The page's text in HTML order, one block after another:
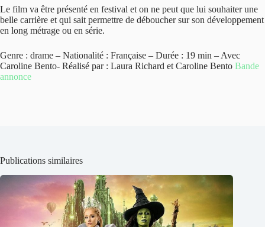
Le film va être présenté en festival et on ne peut que lui souhaiter une
belle carrière et qui sait permettre de déboucher sur son développement
en long métrage ou en série.
Genre : drame – Nationalité : Française – Durée : 19 min – Avec
Caroline Bento- Réalisé par : Laura Richard et Caroline Bento Bande
annonce
Publications similaires